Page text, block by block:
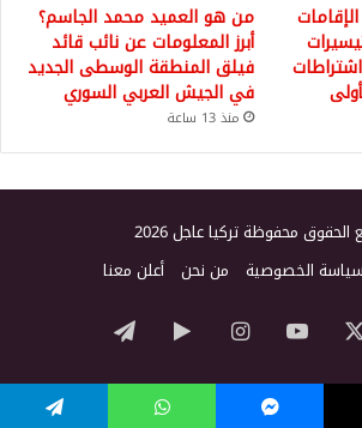
من هو العميد محمد الجاسم؟
أبرز المعلومات عن نائب قائد
فيلق المنطقة الوسطى الجديد
في الجيش العربي السوري
منذ 13 ساعة
محفوظة تركيا عاجل 2026
سياسة الخصوصية من نحن أعلن معنا
‫YouTubeانستقرام‏Google
Play
تيلقرام